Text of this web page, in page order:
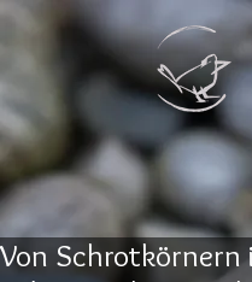
Von Schrotkörnern